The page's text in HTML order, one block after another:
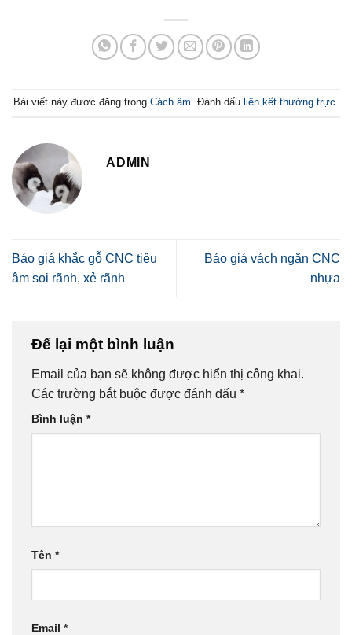
Bài viết này được đăng trong Cách âm. Đánh dấu liên kết thường trực.
ADMIN
Báo giá khắc gỗ CNC tiêu
âm soi rãnh, xẻ rãnh
Báo giá vách ngăn CNC
nhựa
Để lại một bình luận
Email của bạn sẽ không được hiển thị công khai.
Các trường bắt buộc được đánh dấu *
Bình luận *
Tên *
Email *